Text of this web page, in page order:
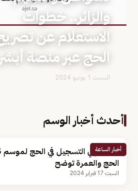
والزائر.. خطوات
الاستعلام عن
الحج عبر منصة أبشر
السبت 1 يونيو 2024
أحدث أخبار الوسم
أخبار الساعة
الحج والعمرة توضح
السبت 17 فبراير 2024